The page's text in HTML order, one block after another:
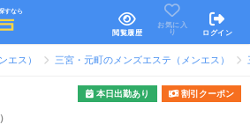
すなら
閲覧履歴
お気に入
り
ログイン
エス） 三宮・元町のメンズエステ（メンエス）
本日出勤あり 割引クーポン